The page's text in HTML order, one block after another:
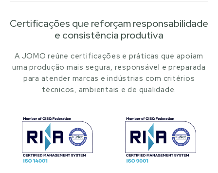
Certificações que reforçam responsabilidade
e consistência produtiva
A JOMO reúne certificações e práticas que apoiam
uma produção mais segura, responsável e preparada
para atender marcas e indústrias com critérios
técnicos, ambientais e de qualidade.